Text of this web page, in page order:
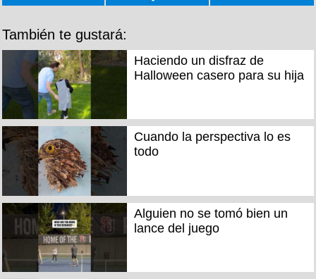
También te gustará:
Haciendo un disfraz de
Halloween casero para su hija
Cuando la perspectiva lo es
todo
Alguien no se tomó bien un
lance del juego